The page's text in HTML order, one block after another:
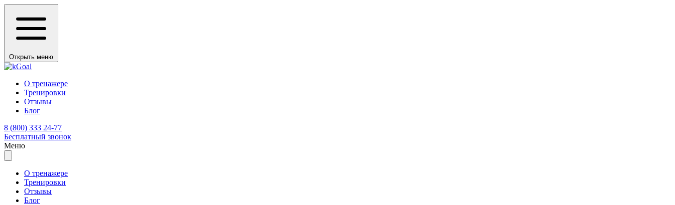
Открыть меню
О тренажере
Тренировки
Отзывы
Блог
8 (800) 333 24-77
Бесплатный звонок
Меню
О тренажере
Тренировки
Отзывы
Блог